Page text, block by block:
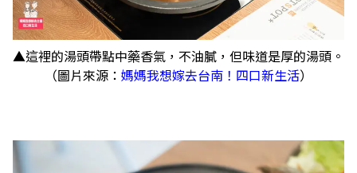
▲這裡的湯頭帶點中藥香氣，不油膩，但味道是厚的湯頭。
（圖片來源： 媽媽我想嫁去台南！四口新生活）